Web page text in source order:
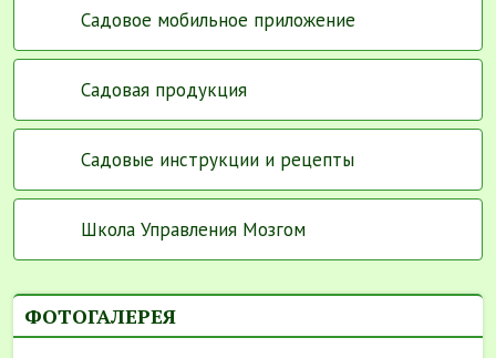
Садовое мобильное приложение
Садовая продукция
Садовые инструкции и рецепты
Школа Управления Мозгом
ФОТОГАЛЕРЕЯ